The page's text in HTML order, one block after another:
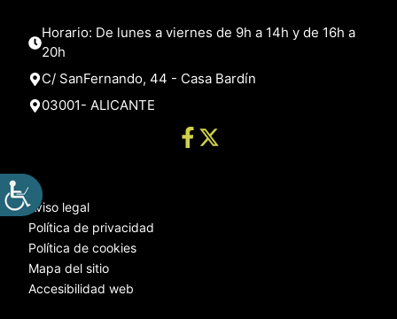
Horario: De lunes a viernes de 9h a 14h y de 16h a
20h
C/ SanFernando, 44 - Casa Bardín
03001- ALICANTE
Aviso legal
Política de privacidad
Política de cookies
Mapa del sitio
Accesibilidad web